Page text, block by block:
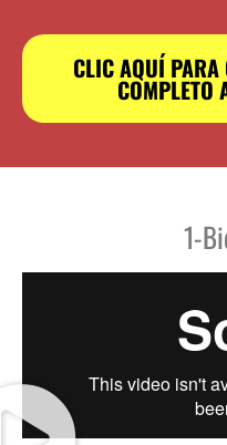
CLIC AQUÍ PARA
1-